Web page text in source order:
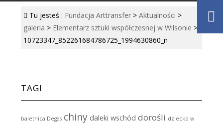
Tu jesteś : Fundacja Arttransfer >Aktualności >
galeria > Elementarz sztuki współczesnej w Wilsonie >
10723347_852261684786725_1994630860_n
TAGI
baletnica Degas chiny daleki wschód dorośli dziecko w